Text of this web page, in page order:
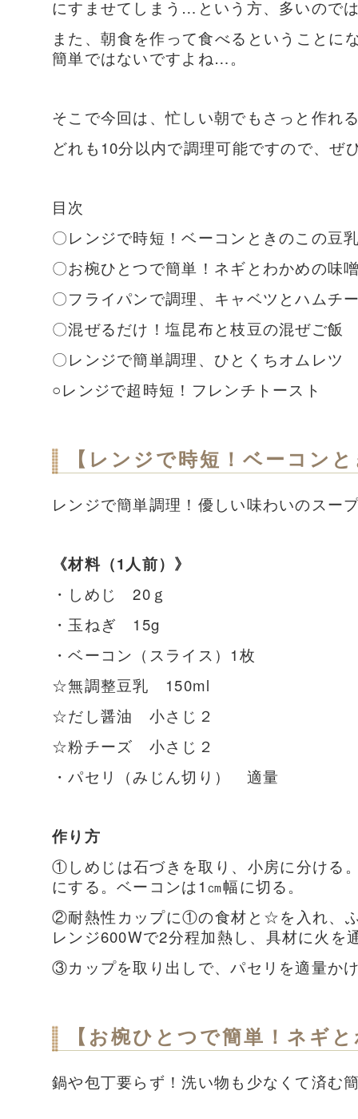
にすませてしまう…という方、多いので
また、朝食を作って食べるということに
簡単ではないですよね…。
そこで今回は、忙しい朝でもさっと作れ
どれも10分以内で調理可能ですので、ぜ
目次
〇レンジで時短！ベーコンときのこの豆
〇お椀ひとつで簡単！ネギとわかめの味
〇フライパンで調理、キャベツとハムチ
〇混ぜるだけ！塩昆布と枝豆の混ぜご飯
〇レンジで簡単調理、ひとくちオムレツ
○レンジで超時短！フレンチトースト
【レンジで時短！ベーコン
レンジで簡単調理！優しい味わいのスー
《材料（1人前）》
・しめじ 20ｇ
・玉ねぎ 15g
・ベーコン（スライス）1枚
☆無調整豆乳 150ml
☆だし醤油 小さじ２
☆粉チーズ 小さじ２
・パセリ（みじん切り） 適量
作り方
①しめじは石づきを取り、小房に分ける
にする。ベーコンは1㎝幅に切る。
②耐熱性カップに①の食材と☆を入れ、
レンジ600Wで2分程加熱し、具材に火を
③カップを取り出しで、パセリを適量か
【お椀ひとつで簡単！ネギ
鍋や包丁要らず！洗い物も少なくて済む